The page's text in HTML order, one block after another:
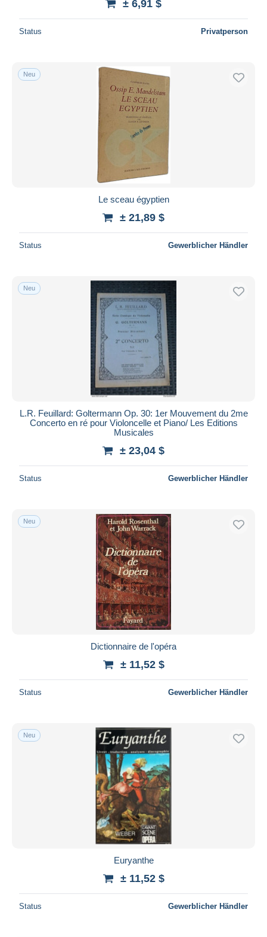
Gesamte Auswahl aufheben
Wohnsitz des Verkäufers
Übernehmen
± 6,91 $
Status Privatperson
Neu
Le sceau égyptien
± 21,89 $
Status Gewerblicher Händler
Neu
L.R. Feuillard: Goltermann Op. 30: 1er Mouvement du 2me
Concerto en ré pour Violoncelle et Piano/ Les Editions
Musicales
± 23,04 $
Status Gewerblicher Händler
Neu
Dictionnaire de l'opéra
± 11,52 $
Status Gewerblicher Händler
Neu
Euryanthe
± 11,52 $
Status Gewerblicher Händler